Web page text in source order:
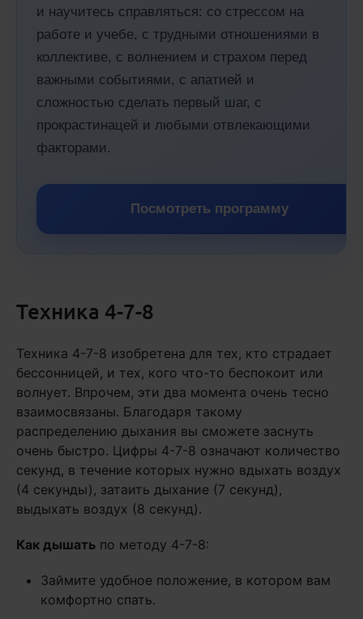
и научитесь справляться: со стрессом на
работе и учебе, с трудными отношениями в
коллективе, с волнением и страхом перед
важными событиями, с апатией и
сложностью сделать первый шаг, с
прокрастинацей и любыми отвлекающими
факторами.
Посмотреть программу
Техника 4-7-8
Техника 4-7-8 изобретена для тех, кто страдает
бессонницей, и тех, кого что-то беспокоит или
волнует. Впрочем, эти два момента очень тесно
взаимосвязаны. Благодаря такому
распределению дыхания вы сможете заснуть
очень быстро. Цифры 4-7-8 означают количество
секунд, в течение которых нужно вдыхать воздух
(4 секунды), затаить дыхание (7 секунд),
выдыхать воздух (8 секунд).
Как дышать по методу 4-7-8:
Займите удобное положение, в котором вам
комфортно спать.